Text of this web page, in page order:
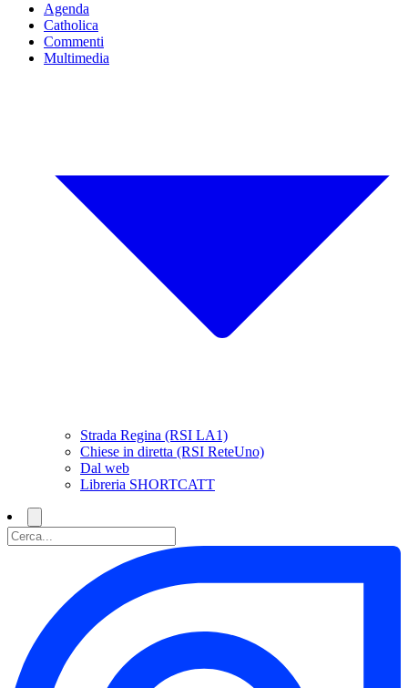
Agenda
Catholica
Commenti
Multimedia
Strada Regina (RSI LA1)
Chiese in diretta (RSI ReteUno)
Dal web
Libreria SHORTCATT